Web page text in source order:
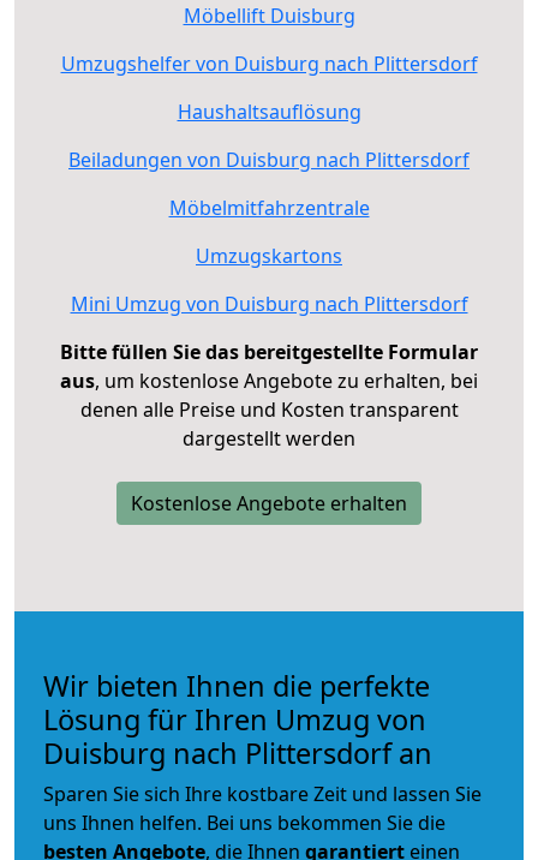
Möbellift Duisburg
Umzugshelfer von Duisburg nach Plittersdorf
Haushaltsauflösung
Beiladungen von Duisburg nach Plittersdorf
Möbelmitfahrzentrale
Umzugskartons
Mini Umzug von Duisburg nach Plittersdorf
Bitte füllen Sie das bereitgestellte Formular
aus, um kostenlose Angebote zu erhalten, bei
denen alle Preise und Kosten transparent
dargestellt werden
Kostenlose Angebote erhalten
Wir bieten Ihnen die perfekte
Lösung für Ihren Umzug von
Duisburg nach Plittersdorf an
Sparen Sie sich Ihre kostbare Zeit und lassen Sie
uns Ihnen helfen. Bei uns bekommen Sie die
besten Angebote, die Ihnen garantiert einen